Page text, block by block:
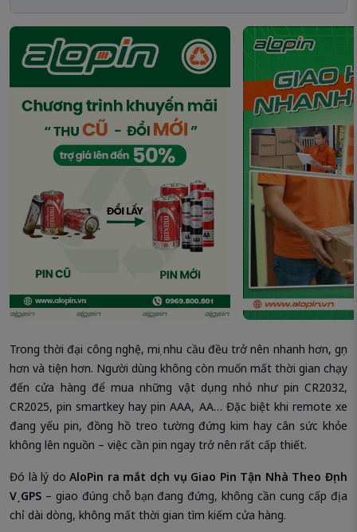
Trong thời đại công nghệ, mọi nhu cầu đều trở nên nhanh hơn, gọn
hơn và tiện hơn. Người dùng không còn muốn mất thời gian chạy
đến cửa hàng để mua những vật dụng nhỏ như pin CR2032,
CR2025, pin smartkey hay pin AAA, AA… Đặc biệt khi remote xe
đang yếu pin, đồng hồ treo tường đứng kim hay cân sức khỏe
không lên nguồn – việc cần pin ngay trở nên rất cấp thiết.
Đó là lý doAloPin ra mắt dịch vụ Giao Pin Tận Nhà Theo Định
Vị GPS– giao đúng chỗ bạn đang đứng, không cần cung cấp địa
chỉ dài dòng, không mất thời gian tìm kiếm cửa hàng.